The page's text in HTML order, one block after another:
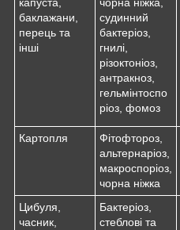
капуста,
баклажани,
перець та
інші
чорна ніжка,
судинний
бактеріоз,
гнилі,
різоктоніоз,
антракноз,
гельмінтоспо
ріоз, фомоз
Картопля
Фітофтороз,
альтернаріоз,
макроспоріоз,
чорна ніжка
Цибуля,
часник,
Бактеріоз,
стеблові та